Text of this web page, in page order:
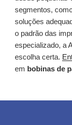
segmentos,
soluções
o padrão das
especializado, a
escolha certa.
em bobinas de